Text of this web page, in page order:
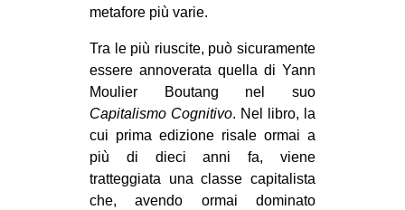
REPRESSIONE
STUDENTI
CULTURE
ARTE
MANIFESTI
metafore più varie.
Tra le più riuscite, può sicuramente
essere annoverata quella di Yann
Moulier Boutang nel suo
Capitalismo Cognitivo. Nel libro, la
cui prima edizione risale ormai a
più di dieci anni fa, viene
tratteggiata una classe capitalista
che, avendo ormai dominato